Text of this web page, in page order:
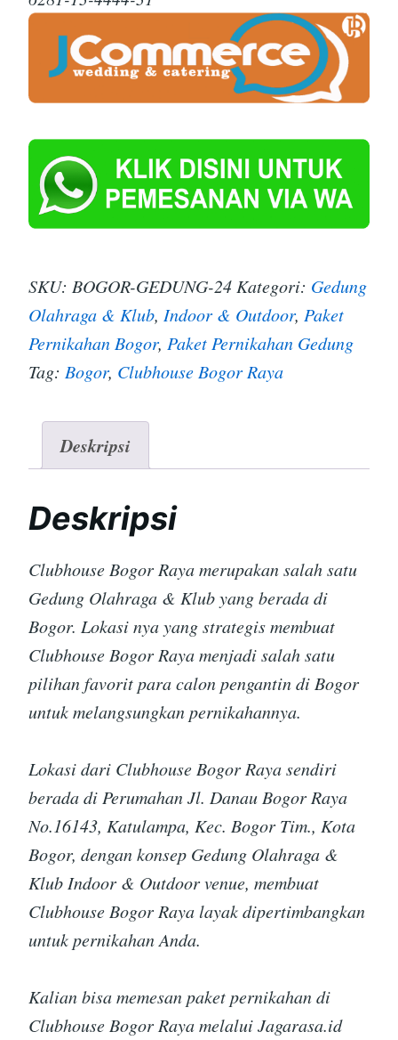
SKU: BOGOR-GEDUNG-24Kategori: Gedung
Olahraga & Klub, Indoor & Outdoor, Paket
Pernikahan Bogor, Paket Pernikahan Gedung
Tag: Bogor, Clubhouse Bogor Raya
Deskripsi
Deskripsi
Clubhouse Bogor Raya merupakan salah satu
Gedung Olahraga & Klub yang berada di
Bogor. Lokasi nya yang strategis membuat
Clubhouse Bogor Raya menjadi salah satu
pilihan favorit para calon pengantin di Bogor
untuk melangsungkan pernikahannya.
Lokasi dari Clubhouse Bogor Raya sendiri
berada di Perumahan Jl. Danau Bogor Raya
No.16143, Katulampa, Kec. Bogor Tim., Kota
Bogor, dengan konsep Gedung Olahraga &
Klub Indoor & Outdoor venue, membuat
Clubhouse Bogor Raya layak dipertimbangkan
untuk pernikahan Anda.
Kalian bisa memesan paket pernikahan di
Clubhouse Bogor Raya melalui Jagarasa.id